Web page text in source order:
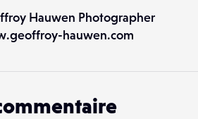
Hauwen Photographer
hauwen.com